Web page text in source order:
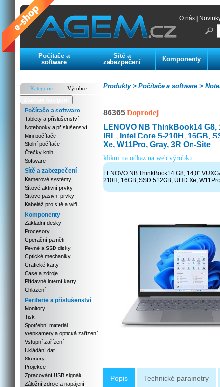
O nás
Počítače a
software
Sítě a
zabezpečení
Komponenty
Kategorie
Výrobce
Počítače a software
Tablety a příslušenství
Notebooky a příslušenství
Mini počítače
Stolní počítače
Čtečky knih
Software
Sítě a zabezpečení
Kamerové systémy
Síťové aktivní prvky
Síťové pasivní prvky
Kabeláž pro sítě a wifi
Komponenty
Základní desky
Procesory
Operační paměti
Pevné a SSD disky
Optické mechaniky
Grafické karty
Case a zdroje
Přídavné interní karty
Chlazení
Periferie a příslušenství
Monitory
Tisk
Spotřební materiál
Webkamery a optická zařízení
Vstupní zařízení
Ukládání dat
Skenery
Projekce
Zpracování USB signálu
Záložní zdroje a napájení
Počítače a software >
Produkty >
86365Doprodej
LENOVO NB ThinkBook14 G8,
IRL, Intel Core 5-210H, 16GB,
Xe, W11Pro, Gray, 3R On-Site
klikni na odkaz na web výrobku
LENOVO NB ThinkBook14 G8, 14,0"
210H, 16GB, SSD 512GB, UHD Xe,
Popis Technické parametry